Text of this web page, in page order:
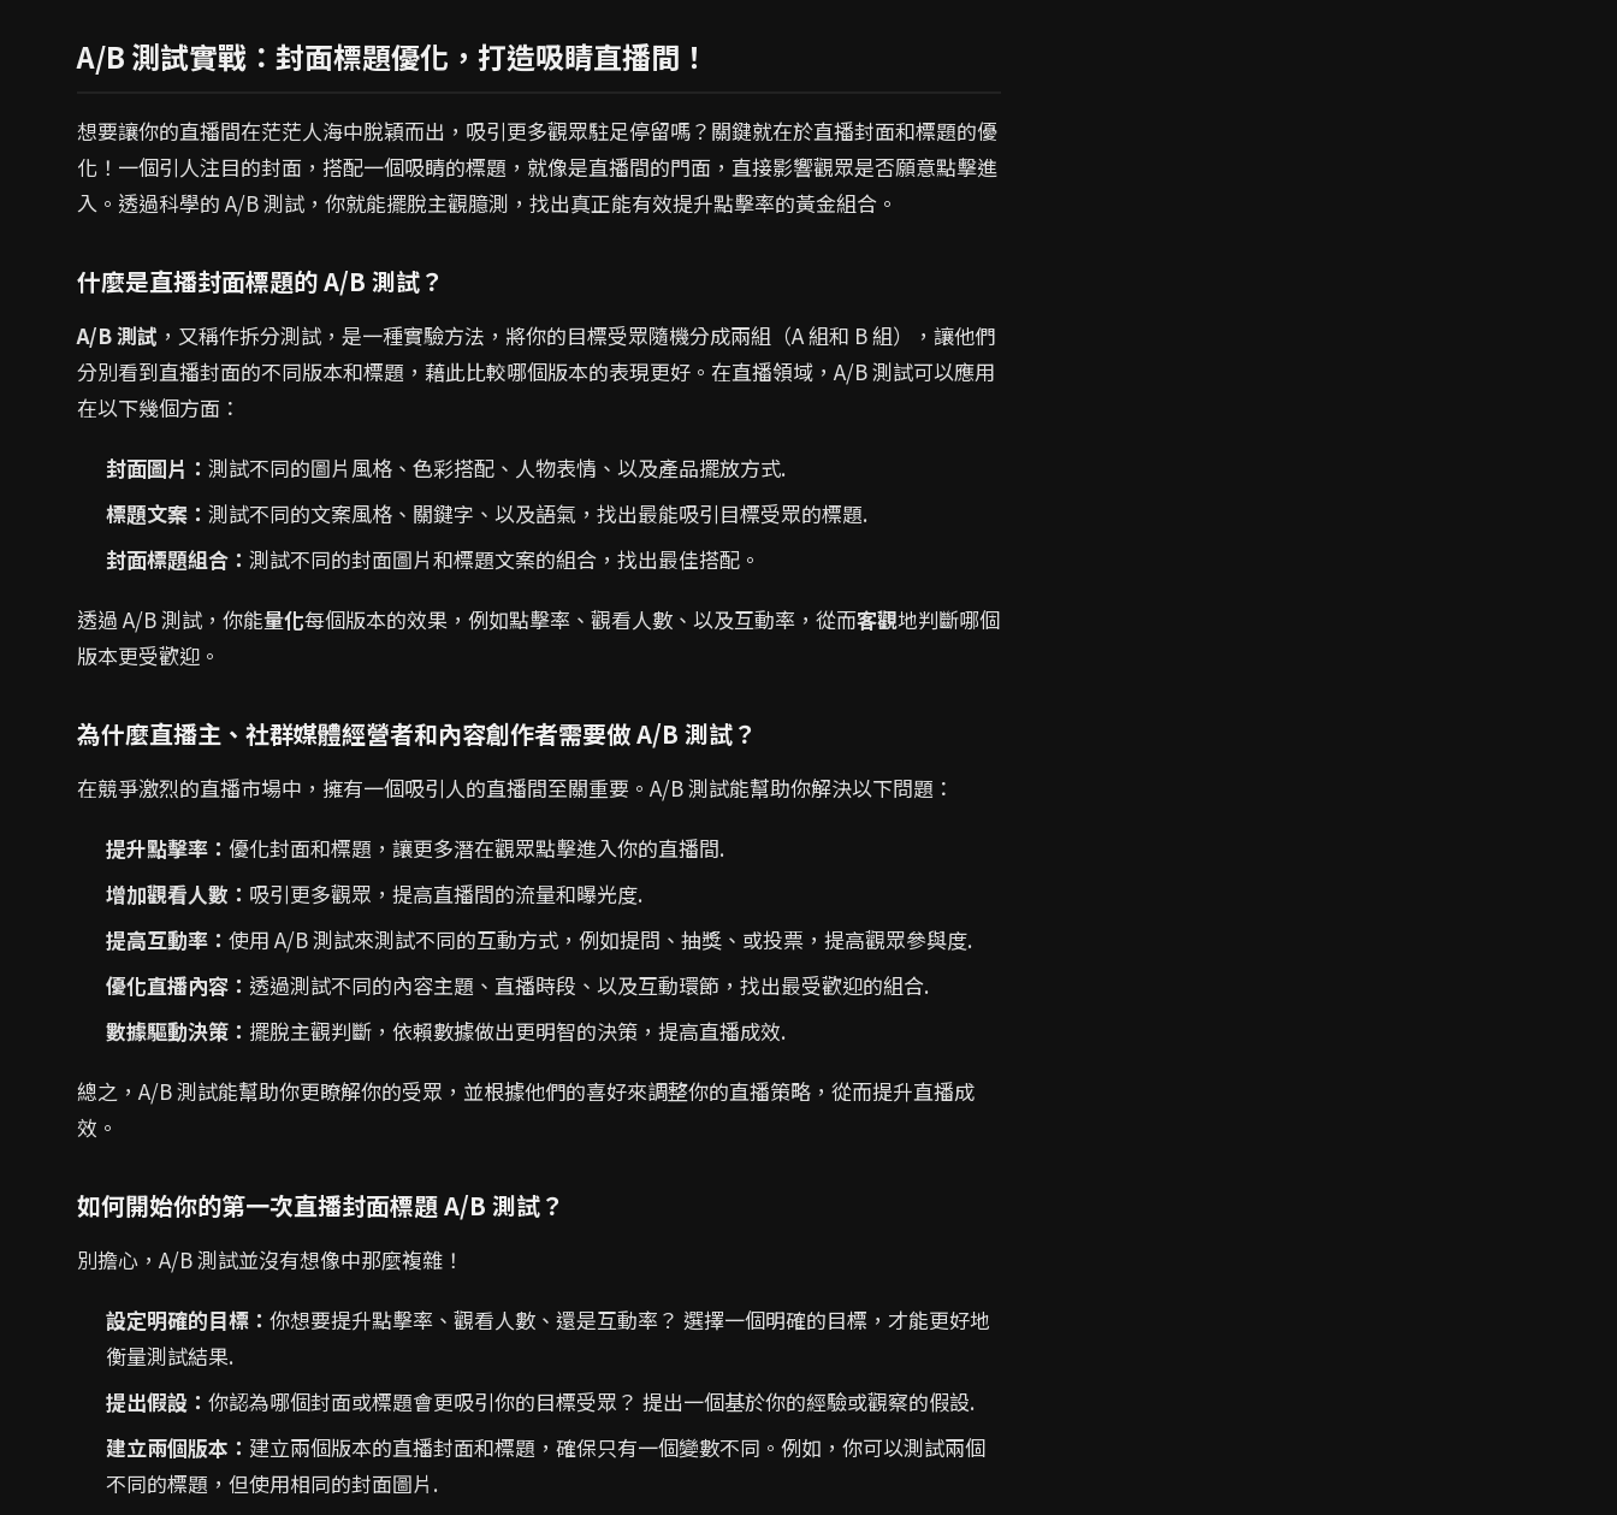
A/B 測試實戰：封面標題優化，打造吸睛直播間！
想要讓你的直播間在茫茫人海中脫穎而出，吸引更多觀眾駐足停留嗎？關鍵就在於直播封面和標題的優
化！一個引人注目的封面，搭配一個吸睛的標題，就像是直播間的門面，直接影響觀眾是否願意點擊進
入。透過科學的 A/B 測試，你就能擺脫主觀臆測，找出真正能有效提升點擊率的黃金組合。
什麼是直播封面標題的 A/B 測試？
A/B 測試 ，又稱作拆分測試，是一種實驗方法，將你的目標受眾隨機分成兩組（A 組和 B 組），讓他們
分別看到直播封面的不同版本和標題，藉此比較哪個版本的表現更好。在直播領域，A/B 測試可以應用
在以下幾個方面：
封面圖片： 測試不同的圖片風格、色彩搭配、人物表情、以及產品擺放方式.
標題文案： 測試不同的文案風格、關鍵字、以及語氣，找出最能吸引目標受眾的標題.
封面標題組合： 測試不同的封面圖片和標題文案的組合，找出最佳搭配。
透過 A/B 測試，你能量化每個版本的效果，例如點擊率、觀看人數、以及互動率，從而客觀地判斷哪個
版本更受歡迎。
為什麼直播主、社群媒體經營者和內容創作者需要做 A/B 測試？
在競爭激烈的直播市場中，擁有一個吸引人的直播間至關重要。A/B 測試能幫助你解決以下問題：
提升點擊率： 優化封面和標題，讓更多潛在觀眾點擊進入你的直播間.
增加觀看人數： 吸引更多觀眾，提高直播間的流量和曝光度.
提高互動率： 使用 A/B 測試來測試不同的互動方式，例如提問、抽獎、或投票，提高觀眾參與度.
優化直播內容： 透過測試不同的內容主題、直播時段、以及互動環節，找出最受歡迎的組合.
數據驅動決策： 擺脫主觀判斷，依賴數據做出更明智的決策，提高直播成效.
總之，A/B 測試能幫助你更瞭解你的受眾，並根據他們的喜好來調整你的直播策略，從而提升直播成
效。
如何開始你的第一次直播封面標題 A/B 測試？
別擔心，A/B 測試並沒有想像中那麼複雜！
設定明確的目標： 你想要提升點擊率、觀看人數、還是互動率？ 選擇一個明確的目標，才能更好地
衡量測試結果.
提出假設： 你認為哪個封面或標題會更吸引你的目標受眾？ 提出一個基於你的經驗或觀察的假設.
建立兩個版本： 建立兩個版本的直播封面和標題，確保只有一個變數不同。例如，你可以測試兩個
不同的標題，但使用相同的封面圖片.